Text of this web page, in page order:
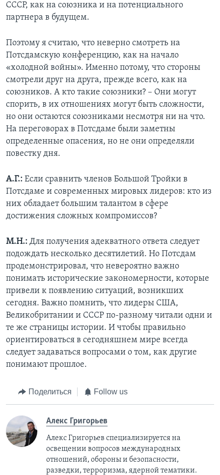
СССР, как на союзника и на потенциального
партнера в будущем.
Поэтому я считаю, что неверно смотреть на
Потсдамскую конференцию, как на начало
«холодной войны». Именно потому, что стороны
смотрели друг на друга, прежде всего, как на
союзников. А кто такие союзники? – Они могут
спорить, в их отношениях могут быть сложности,
но они остаются союзниками несмотря ни на что.
На переговорах в Потсдаме были заметны
определенные опасения, но не они определяли
повестку дня.
А.Г.: Если сравнить членов Большой Тройки в
Потсдаме и современных мировых лидеров: кто из
них обладает большим талантом в сфере
достижения сложных компромиссов?
М.Н.: Для получения адекватного ответа следует
подождать несколько десятилетий. Но Потсдам
продемонстрировал, что невероятно важно
понимать исторические закономерности, которые
привели к появлению ситуаций, возникших
сегодня. Важно помнить, что лидеры США,
Великобритании и СССР по-разному читали одни и
те же страницы истории. И чтобы правильно
ориентироваться в сегодняшнем мире всегда
следует задаваться вопросами о том, как другие
понимают прошлое.
Поделиться Follow us
Алекс Григорьев
Алекс Григорьев специализируется на
освещении вопросов международных
отношений, обороны и безопасности,
разведки, терроризма, ядерной тематики.